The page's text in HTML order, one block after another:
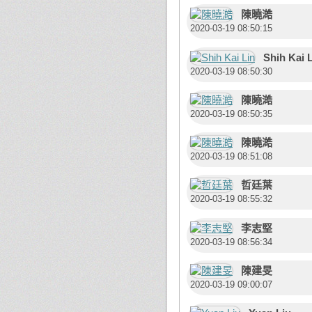
陳曉澔
2020-03-19 08:50:15
Shih Kai
2020-03-19 08:50:30
陳曉澔
2020-03-19 08:50:35
陳曉澔
2020-03-19 08:51:08
哲廷葉
2020-03-19 08:55:32
李志堅
2020-03-19 08:56:34
陳建旻
2020-03-19 09:00:07